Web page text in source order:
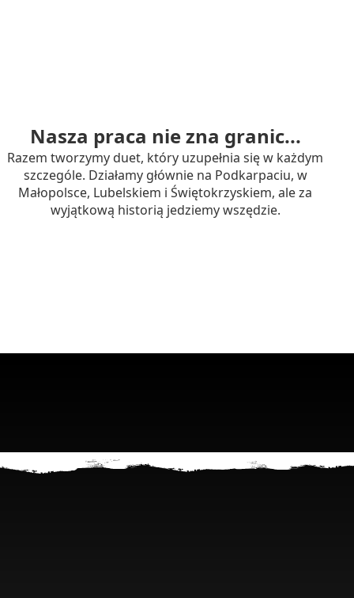
Nasza praca nie zna granic...
Razem tworzymy duet, który uzupełnia się w każdym
szczególe. Działamy głównie na Podkarpaciu, w
Małopolsce, Lubelskiem i Świętokrzyskiem, ale za
wyjątkową historią jedziemy wszędzie.